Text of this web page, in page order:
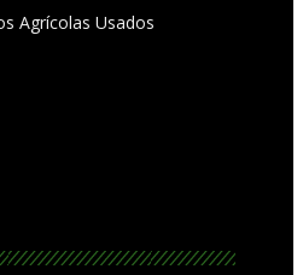
Agrícolas Usados